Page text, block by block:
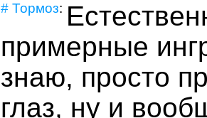
# Тормоз:
примерные
знаю, просто
глаз, ну и